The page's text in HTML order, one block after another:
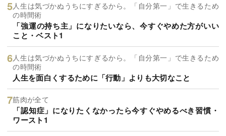
人生は気づかぬうちにすぎるから。「自分第一」で生きるため
の時間術
「強運の持ち主」になりたいなら、今すぐやめた方がいい
こと・ベスト1
人生は気づかぬうちにすぎるから。「自分第一」で生きるため
の時間術
人生を面白くするために「行動」よりも大切なこと
筋肉が全て
「認知症」になりたくなかったら今すぐやめるべき習慣・
ワースト1